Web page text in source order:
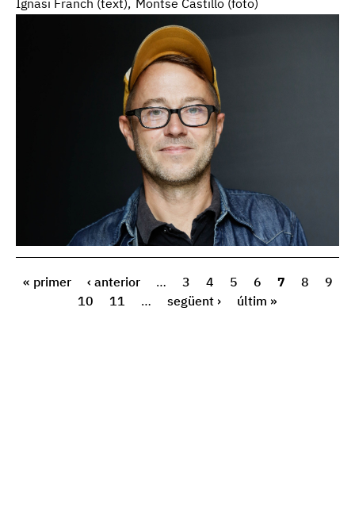
Ignasi Franch (text) Montse Castillo (foto)
« primer ‹ anterior … 3 4 5 6 7 8
9
10
11 … següent › últim »